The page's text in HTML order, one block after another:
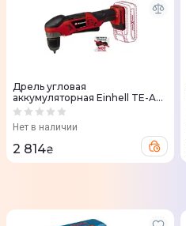
Дрель угловая
аккумуляторная Einhell TE-AD
18 Li - Solo PXC 18V без АКБ и
Нет в наличии
2 814₴